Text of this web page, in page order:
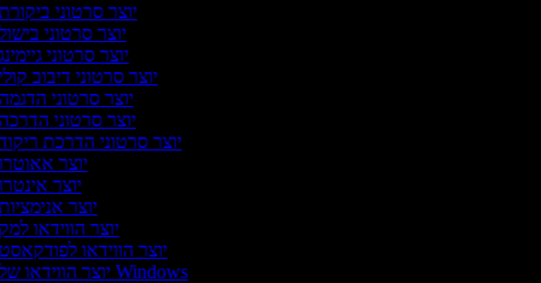
יוצר סרטוני
יוצר סרטוני
יוצר סרטוני
יוצר סרטוני דיבוב
יוצר סרטוני
יוצר סרטוני
יוצר סרטוני הדרכת
יוצר
יוצר
יוצר
יוצר הווידאו
יוצר הווידאו
יוצר הווידאו של Windows